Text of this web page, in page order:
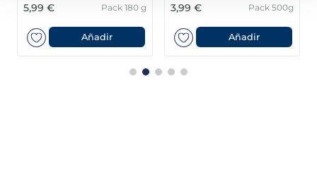
5,99 € Pack 180 g
Añadir
3,99 € Pack 500g
Añadir